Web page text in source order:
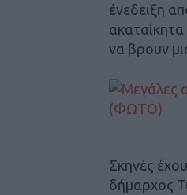
ένεδειξη
να βρουν
Σκηνές
δήμαρχος